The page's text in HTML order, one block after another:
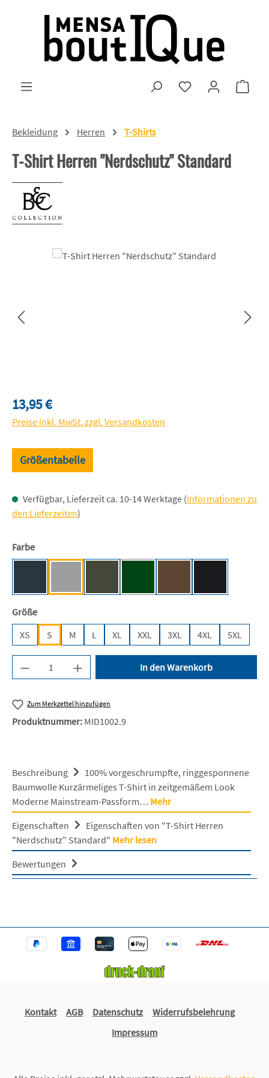
Zum Hauptinhalt springen
Du hast 0
Bekleidung Herren T-Shirts
T-Shirt Herren "Nerdschutz" Standard
Bildergalerie überspringen
Regulärer Preis:
13,95 €
Preise inkl. MwSt. zzgl. Versandkosten
Größentabelle
Verfügbar, Lieferzeit ca. 10-14 Werktage (Informationen zu
den Lieferzeiten)
Farbeauswählen
Größeauswählen
XS
S M L XL XXL 3XL 4XL 5XL
Produkt Anzahl: Gib den gewünschten Wert
In den Warenkorb
Zum Merkzettel hinzufügen
Produktnummer: MID1002.9
Beschreibung
100% vorgeschrumpfte, ringgesponnene
Baumwolle Kurzärmeliges T-Shirt in zeitgemäßem Look
Moderne Mainstream-Passform… Mehr
Eigenschaften
Eigenschaften von "T-Shirt Herren
"Nerdschutz" Standard" Mehr lesen
Bewertungen
Kontakt AGB Datenschutz
Widerrufsbelehrung
Impressum